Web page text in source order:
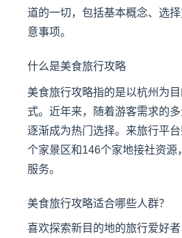
道的一切，包括基本概念、选
意事项。
什么是美食旅行攻略
美食旅行攻略指的是以杭州 为
式。近年来，随着游客需求的
逐渐成为热门选择。来旅行平
个家景区和146个家地接社资源
服务。
美食旅行攻略适合哪些人群？
喜欢探索新目的地的旅行爱好者